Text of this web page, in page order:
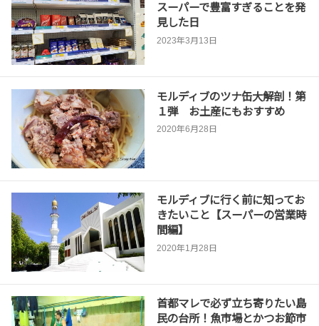
スーパーで豊富すぎることを発
見した日
2023年3月13日
モルディブのツナ缶大解剖！第
１弾 お土産にもおすすめ
2020年6月28日
モルディブに行く前に知ってお
きたいこと【スーパーの営業時
間編】
2020年1月28日
首都マレで必ず立ち寄りたい島
民の台所！魚市場とかつお節市